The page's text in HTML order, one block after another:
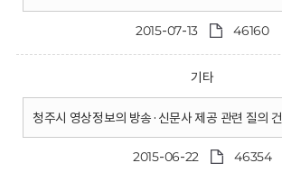
2015-07-13 46160
기타
청주시 영상정보의 방송·신문사 제공 관련 질의 건
2015-06-22 46354